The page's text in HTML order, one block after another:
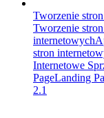
Tworzenie
Tworzenie
internetowych
stron
Internetowe
PageLanding
2.1